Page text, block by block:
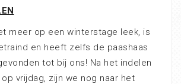
meer op een winterstage leek, is
en heeft zelfs de paashaas
tot bij ons! Na het indelen
vrijdag, zijn we nog naar het